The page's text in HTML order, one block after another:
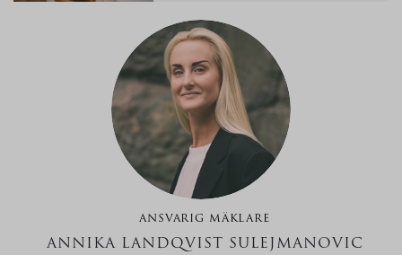
ANSVARIG MÄKLARE
ANNIKA LANDQVIST SULEJMANOVIC